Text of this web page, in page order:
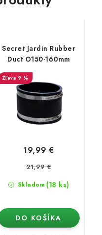
Secret Jardin Rubber
Duct O150-160mm
9 %
Skladom (18 ks)
19,99 €
21,99 €
DO KOŠÍKA